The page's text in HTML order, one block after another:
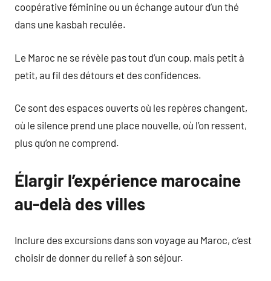
coopérative féminine ou un échange autour d’un thé
dans une kasbah reculée.
Le Maroc ne se révèle pas tout d’un coup, mais petit à
petit, au fil des détours et des confidences.
Ce sont des espaces ouverts où les repères changent,
où le silence prend une place nouvelle, où l’on ressent,
plus qu’on ne comprend.
Élargir l’expérience marocaine
au-delà des villes
Inclure des excursions dans son voyage au Maroc, c’est
choisir de donner du relief à son séjour.